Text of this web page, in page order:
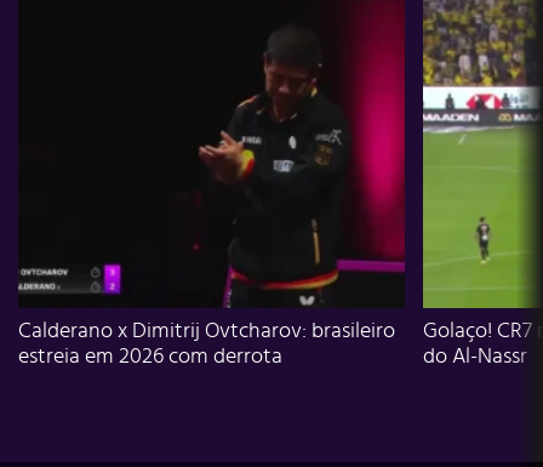
Calderano x Dimitrij Ovtcharov: brasileiro
estreia em 2026 com derrota
Golaço!
do Al-Nassr